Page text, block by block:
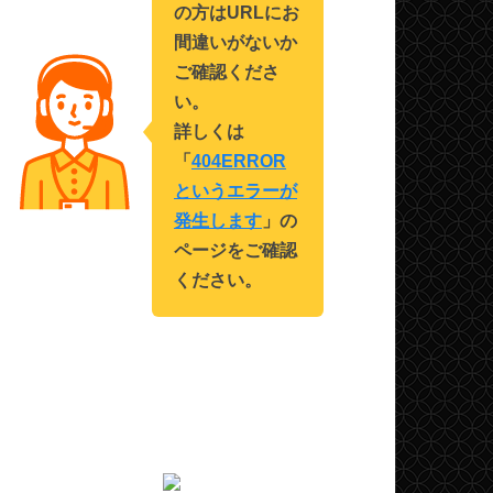
の方はURLにお
間違いがないか
ご確認くださ
い。
詳しくは
「 404ERROR
というエラーが
発生します 」の
ページをご確認
ください。